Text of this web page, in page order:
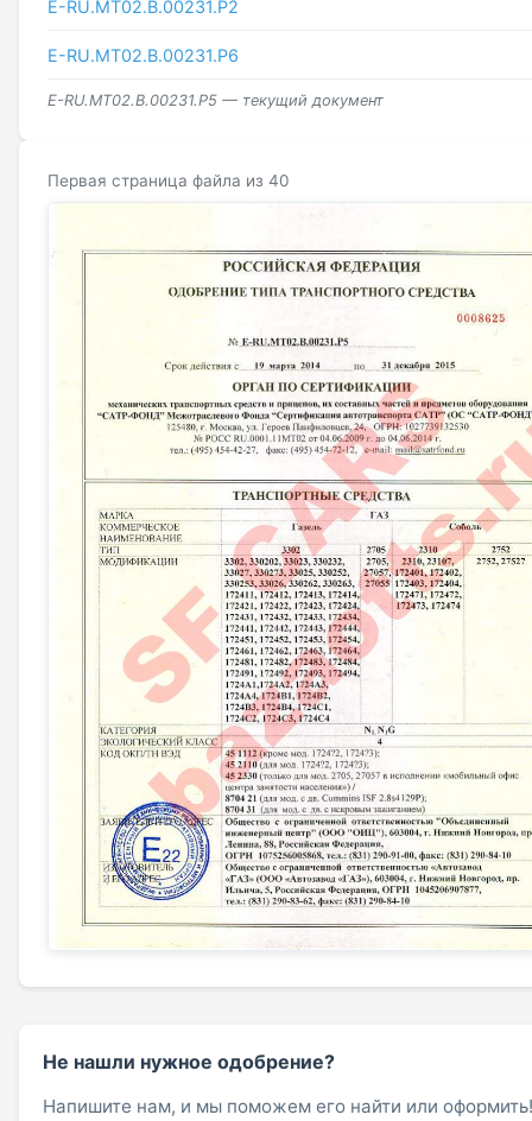
E-RU.МТ02.B.00231.P2
E-RU.МТ02.B.00231.Р6
E-RU.МТ02.B.00231.Р5 — текущий документ
Первая страница файла из 40
Не нашли нужное одобрение?
Напишите нам, и мы поможем его найти или оформить!